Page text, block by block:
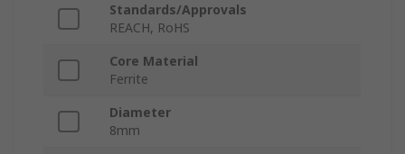
Standards/Approvals
REACH, RoHS
Core Material
Ferrite
Diameter
8mm